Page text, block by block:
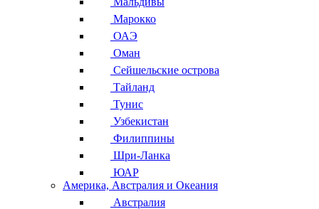
Марокко
ОАЭ
Оман
Сейшельские острова
Тайланд
Тунис
Узбекистан
Филиппины
Шри-Ланка
ЮАР
Америка, Австралия и Океания
Австралия